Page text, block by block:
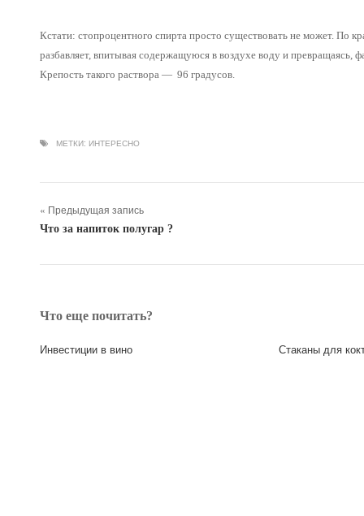
Кстати: стопроцентного спирта просто существовать не может. По
разбавляет, впитывая содержащуюся в воздухе воду и превращаясь,
Крепость такого раствора — 96 градусов.
МЕТКИ: ИНТЕРЕСНО
« Предыдущая запись
Что за напиток полугар ?
Что еще почитать?
Инвестиции в вино Стаканы для